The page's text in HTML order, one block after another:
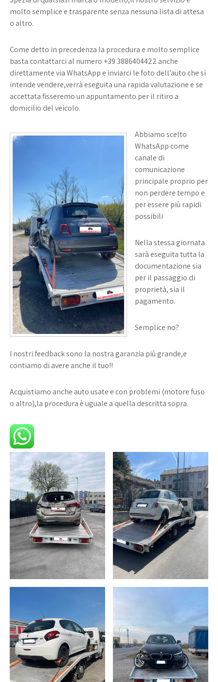
molto semplice e trasparente senza nessuna lista di attesa
o altro.
Come detto in precedenza la procedura e molto semplice
basta contattarci al numero +39 3886404422 anche
direttamente via WhatsApp e inviarci le foto dell’auto che si
intende vendere,verrà eseguita una rapida valutazione e se
accettata fisseremo un appuntamento per il ritiro a
domicilio del veicolo.
Abbiamo scelto
WhatsApp come
canale di
comunicazione
principale proprio per
non perdere tempo e
per essere più rapidi
possibili
Nella stessa giornata
sarà eseguita tutta la
documentazione sia
per il passaggio di
proprietà, sia il
pagamento.
Semplice no?
I nostri feedback sono la nostra garanzia più grande,e
contiamo di avere anche il tuo!!
Acquistiamo anche auto usate e con problemi (motore fuso
o altro),la procedura è uguale a quella descritta sopra.